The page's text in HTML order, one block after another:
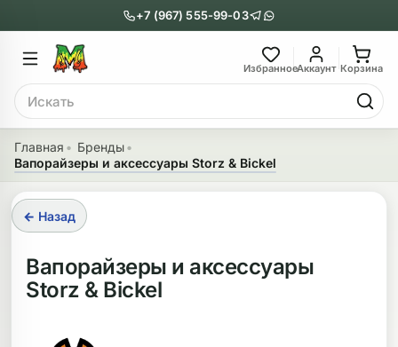
+7 (967) 555-99-03
ИзбранноеАккаунт Корзина
Поиск
Главное меню
Бонги
с перколятором
Главное
Трубки
Главная
Бренды
Вапорайзеры и аксессуары Storz & Bickel
← Назад
Вапорайзеры и аксессуары
Storz & Bickel